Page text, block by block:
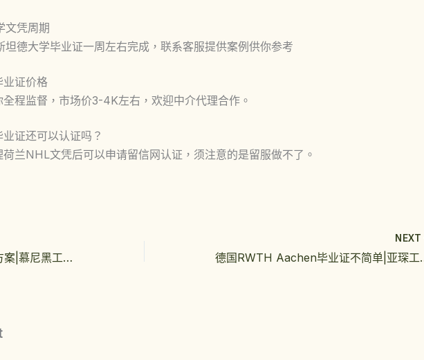
文凭周期
德大学毕业证一周左右完成，联系客服提供案例供你参考
业证价格
程监督，市场价3-4K左右，欢迎中介代理合作。
证还可以认证吗？
兰NHL文凭后可以申请留信网认证，须注意的是留服做不了。
德国TUM挂科太难毕业解决方案|慕尼黑工业大学毕业证实拍模板
NEXT
德国RWTH